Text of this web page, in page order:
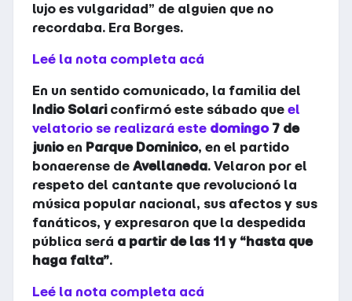
lujo es vulgaridad” de alguien que no
recordaba. Era Borges.
Leé la nota completa acá
En un sentido comunicado, la familia del
Indio Solariconfirmó este sábado que el
velatorio se realizará este domingo7 de
junioen Parque Dominico, en el partido
bonaerense de Avellaneda. Velaron por el
respeto del cantante que revolucionó la
música popular nacional, sus afectos y sus
fanáticos, y expresaron que la despedida
pública será a partir de las 11 y “hasta que
haga falta”.
Leé la nota completa acá